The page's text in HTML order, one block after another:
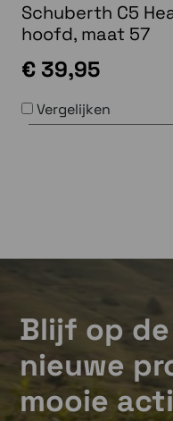
Schuberth C5
hoofd, maat 57
€ 39,95
Vergelijken
Blijf op
nieuwe
mooie